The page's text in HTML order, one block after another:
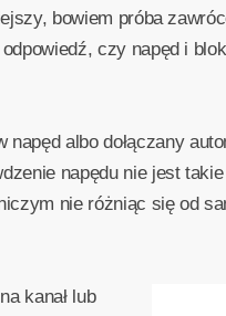
bowiem próba
czy napęd i
albo dołączany
napędu nie jest
nie różniąc się od
kanał lub